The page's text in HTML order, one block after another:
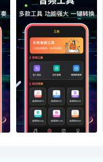
目可以在各种平台和设
仅是功能--它是关于
、音乐家还是音频爱
所需的一切。体验音
序吧!